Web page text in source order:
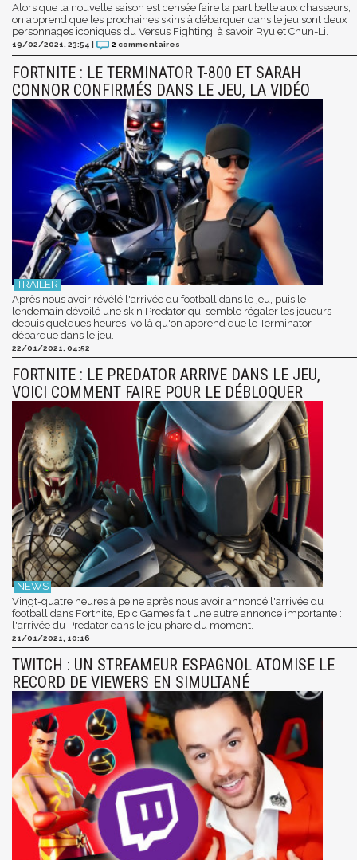
Alors que la nouvelle saison est censée faire la part belle aux chasseurs,
on apprend que les prochaines skins à débarquer dans le jeu sont deux
personnages iconiques du Versus Fighting, à savoir Ryu et Chun-Li.
19/02/2021, 23:54 | 2 commentaires
FORTNITE : LE TERMINATOR T-800 ET SARAH
CONNOR CONFIRMÉS DANS LE JEU, LA VIDÉO
Après nous avoir révélé l'arrivée du football dans le jeu, puis le
lendemain dévoilé une skin Predator qui semble régaler les joueurs
depuis quelques heures, voilà qu'on apprend que le Terminator
débarque dans le jeu.
22/01/2021, 04:52
FORTNITE : LE PREDATOR ARRIVE DANS LE JEU,
VOICI COMMENT FAIRE POUR LE DÉBLOQUER
Vingt-quatre heures à peine après nous avoir annoncé l'arrivée du
football dans Fortnite, Epic Games fait une autre annonce importante :
l'arrivée du Predator dans le jeu phare du moment.
21/01/2021, 10:16
TWITCH : UN STREAMEUR ESPAGNOL ATOMISE LE
RECORD DE VIEWERS EN SIMULTANÉ